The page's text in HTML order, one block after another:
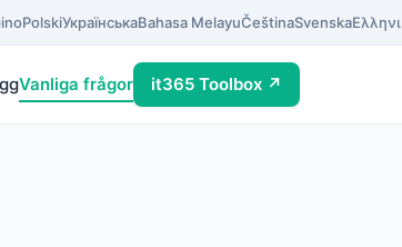
PolskiУкраїнськаBahasa MelayuČeštinaSvenska
Vanliga frågor it365 Toolbox ↗